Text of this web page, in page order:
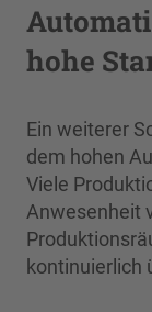
hohe
Ein weiterer
dem hohen
Viele
Anwesenheit
kontinuierlich